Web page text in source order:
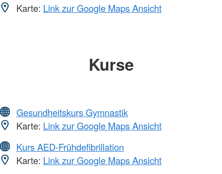
Karte: Link zur Google Maps Ansicht
Kurse
Gesundheitskurs Gymnastik
Karte: Link zur Google Maps Ansicht
Kurs AED-Frühdefibrillation
Karte: Link zur Google Maps Ansicht